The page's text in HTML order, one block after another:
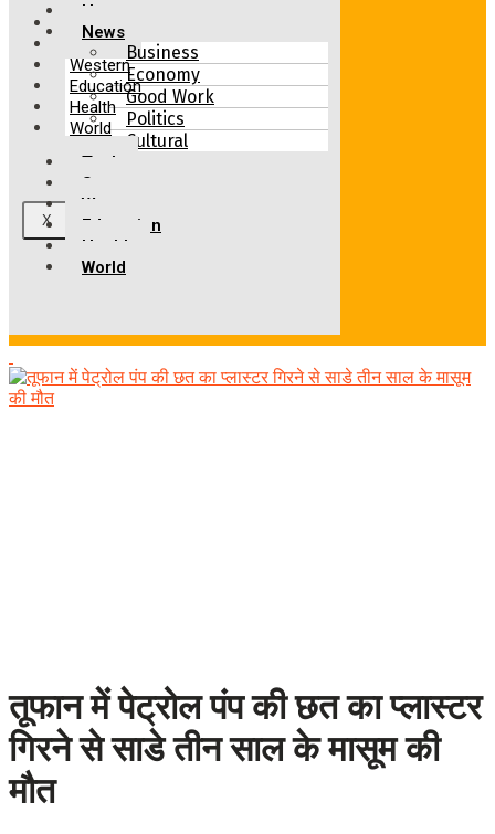
Tech
Sports
Western
Education
Health
World
X
Home
News
Business
Economy
Good Work
Politics
Cultural
Tech
Sports
Western
Education
Health
World
तूफान में पेट्रोल पंप की छत का प्लास्टर
गिरने से साडे तीन साल के मासूम की
मौत